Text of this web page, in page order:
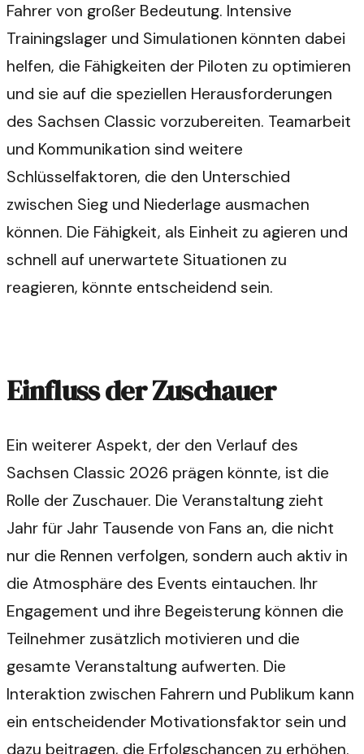
Fahrer von großer Bedeutung. Intensive
Trainingslager und Simulationen könnten dabei
helfen, die Fähigkeiten der Piloten zu optimieren
und sie auf die speziellen Herausforderungen
des Sachsen Classic vorzubereiten. Teamarbeit
und Kommunikation sind weitere
Schlüsselfaktoren, die den Unterschied
zwischen Sieg und Niederlage ausmachen
können. Die Fähigkeit, als Einheit zu agieren und
schnell auf unerwartete Situationen zu
reagieren, könnte entscheidend sein.
Einfluss der Zuschauer
Ein weiterer Aspekt, der den Verlauf des
Sachsen Classic 2026 prägen könnte, ist die
Rolle der Zuschauer. Die Veranstaltung zieht
Jahr für Jahr Tausende von Fans an, die nicht
nur die Rennen verfolgen, sondern auch aktiv in
die Atmosphäre des Events eintauchen. Ihr
Engagement und ihre Begeisterung können die
Teilnehmer zusätzlich motivieren und die
gesamte Veranstaltung aufwerten. Die
Interaktion zwischen Fahrern und Publikum kann
ein entscheidender Motivationsfaktor sein und
dazu beitragen, die Erfolgschancen zu erhöhen.